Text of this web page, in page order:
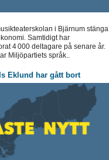
i Bjärnum stänga
Samtidigt har
4 000 deltagare på senare år.
Miljöpartiets språk..
Eklund har gått bort